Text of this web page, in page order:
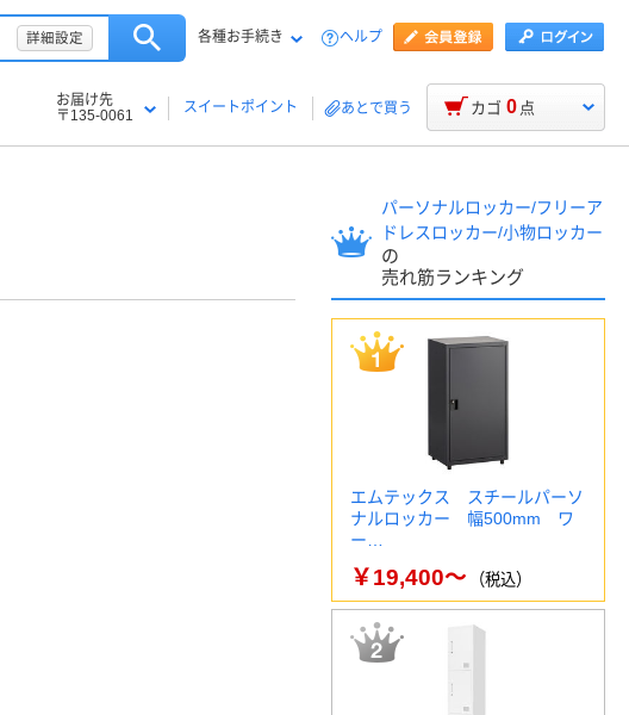
詳細設定 各種お手続き ヘルプ
お届け先
〒135-0061
スイートポイント あとで買う カゴ 0 点
パーソナルロッカー/フリーア
ドレスロッカー/小物ロッカー
の
売れ筋ランキング
エムテックス スチールパーソ
ナルロッカー 幅500mm ワ
ー…
￥19,400～ （税込）